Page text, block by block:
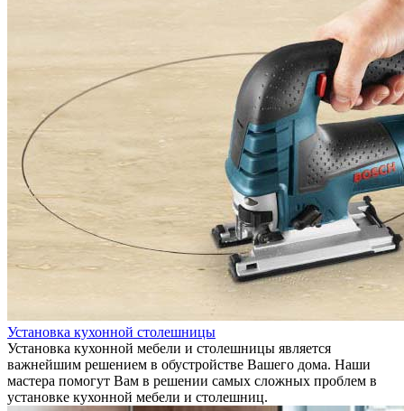
Установка кухонной столешницы
Установка кухонной мебели и столешницы является
важнейшим решением в обустройстве Вашего дома. Наши
мастера помогут Вам в решении самых сложных проблем в
установке кухонной мебели и столешниц.